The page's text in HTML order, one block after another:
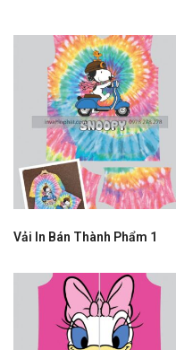
Vải In Bán Thành Phẩm 1